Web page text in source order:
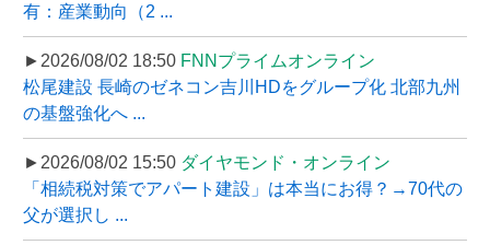
有：産業動向（2 ...
►2026/08/02 18:50 FNNプライムオンライン
松尾建設 長崎のゼネコン吉川HDをグループ化 北部九州
の基盤強化へ ...
►2026/08/02 15:50 ダイヤモンド・オンライン
「相続税対策でアパート建設」は本当にお得？→70代の
父が選択し ...